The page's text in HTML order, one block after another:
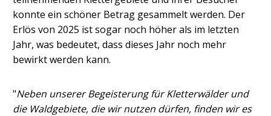
konnte ein schöner Betrag gesammelt werden. Der
Erlös von 2025 ist sogar noch höher als im letzten
Jahr, was bedeutet, dass dieses Jahr noch mehr
bewirkt werden kann.
"Neben unserer Begeisterung für Kletterwälder und
die Waldgebiete, die wir nutzen dürfen, finden wir es